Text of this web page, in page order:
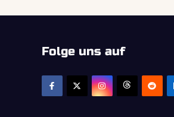
Folge uns auf